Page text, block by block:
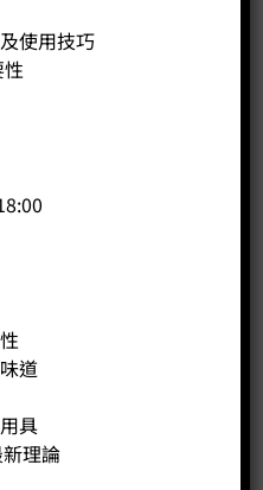
Parainema
Raspberry
使用技巧
道
具
理論